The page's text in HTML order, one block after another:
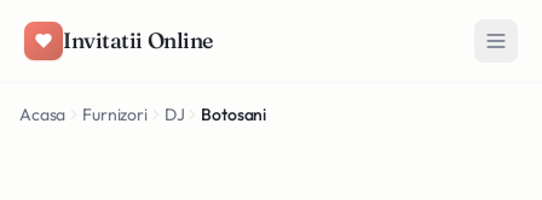
Invitatii Online
Acasa Furnizori DJ Botosani